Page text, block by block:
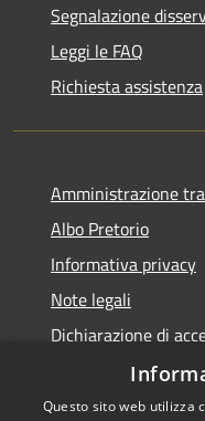
Segnalazione
Leggi le FAQ
Richiesta assistenza
Amministrazione
Albo Pretorio
Informativa privacy
Note legali
Dichiarazione di
Questo sito web utilizza